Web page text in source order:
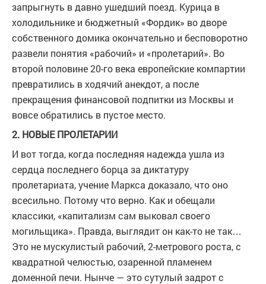
запрыгнуть в давно ушедший поезд. Курица в
холодильнике и бюджетный «Фордик» во дворе
собственного домика окончательно и бесповоротно
развели понятия «рабочий» и «пролетарий». Во
второй половине 20-го века европейские компартии
превратились в ходячий анекдот, а после
прекращения финансовой подпитки из Москвы и
вовсе обратились в пустое место.
2. НОВЫЕ ПРОЛЕТАРИИ
И вот тогда, когда последняя надежда ушла из
сердца последнего борца за диктатуру
пролетариата, учение Маркса доказало, что оно
всесильно. Потому что верно. Как и обещали
классики, «капитализм сам выковал своего
могильщика». Правда, выглядит он как-то не так…
Это не мускулистый рабочий, 2-метрового роста, с
квадратной челюстью, озаренной пламенем
доменной печи. Нынче — это сутулый задрот с